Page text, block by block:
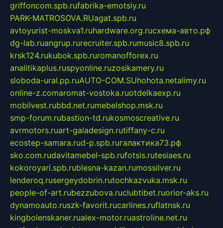
griffoncom.spb.rufabrika-emotsiy.ru
PARK-MATROSOVA.RUagat.spb.ru
avtoyurist-moskva1.ruhardware.org.ruсхема-авто.рф
dg-lab.ruangrup.rurecruiter.spb.rumusic8.spb.ru
krsk124.rukubok.spb.ruromanofforex.ru
analitikaplus.ruspyonline.ruzosikamery.ru
sloboda-ural.pp.ruAUTO-COM.SUhohota.netalimy.ru
online-z.comaromat-vostoka.ruotdelkaexp.ru
mobilvest.rubbd.net.rumebelshop.msk.ru
smp-forum.rubastion-td.rukosmoscreative.ru
avrmotors.ruart-galadesign.rutiffany-c.ru
ecostep-samara.rud-p.spb.ruгалактика73.рф
sko.com.rudavitamebel-spb.rufotsis.rutesiaes.ru
kokoroyari.spb.rublesna-kazan.rumossilver.ru
lenderoq.rusergeydobrin.rutochkazvuka.msk.ru
people-of-art.rubezzubova.ruclubtibet.ruorior-aks.ru
dynamoauto.ruszk-favorit.rucarlines.ruflatnsk.ru
kingbolenskaner.rualex-motor.ruastroline.net.ru